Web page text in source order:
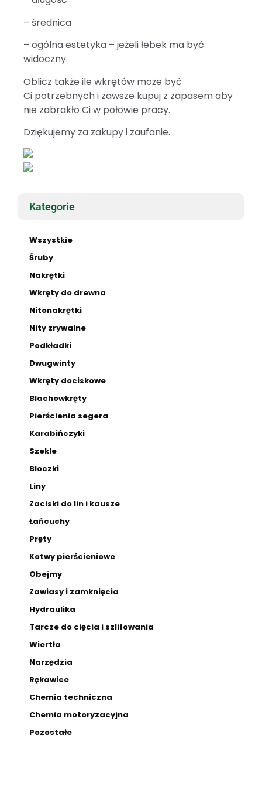
Kategorie
Wszystkie
Śruby
Nakrętki
Wkręty do drewna
Nitonakrętki
Nity zrywalne
Podkładki
Dwugwinty
Wkręty dociskowe
Blachowkręty
Pierścienia segera
Karabińczyki
Szekle
Bloczki
Liny
Zaciski do lin i kausze
Łańcuchy
Pręty
Kotwy pierścieniowe
Obejmy
Zawiasy i zamknięcia
Hydraulika
Tarcze do cięcia i szlifowania
Wiertła
Narzędzia
Rękawice
Chemia techniczna
Chemia motoryzacyjna
Pozostałe
– średnica
– ogólna estetyka – jeżeli łebek ma być
widoczny.
Oblicz także ile wkrętów może być
Ci potrzebnych i zawsze kupuj z zapasem aby
nie zabrakło Ci w połowie pracy.
Dziękujemy za zakupy i zaufanie.